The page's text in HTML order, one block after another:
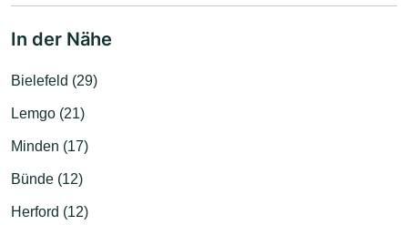
In der Nähe
Bielefeld (29)
Lemgo (21)
Minden (17)
Bünde (12)
Herford (12)